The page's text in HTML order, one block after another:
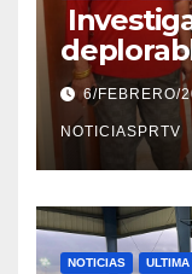
el
en6/FEBRERO/
NOTICIASPRTV
NOTICIAS